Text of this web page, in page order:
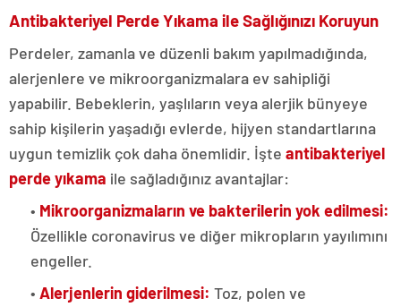
Antibakteriyel Perde Yıkama ile Sağlığınızı Koruyun
Perdeler, zamanla ve düzenli bakım yapılmadığında,
alerjenlere ve mikroorganizmalara ev sahipliği
yapabilir. Bebeklerin, yaşlıların veya alerjik bünyeye
sahip kişilerin yaşadığı evlerde, hijyen standartlarına
uygun temizlik çok daha önemlidir. İşte antibakteriyel
perde yıkama ile sağladığınız avantajlar:
• Mikroorganizmaların ve bakterilerin yok edilmesi:
Özellikle coronavirus ve diğer mikropların yayılımını
engeller.
• Alerjenlerin giderilmesi: Toz, polen ve